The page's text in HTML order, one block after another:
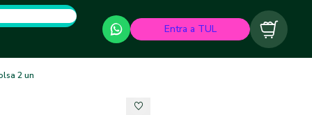
Entra a TUL Carrito
2 un